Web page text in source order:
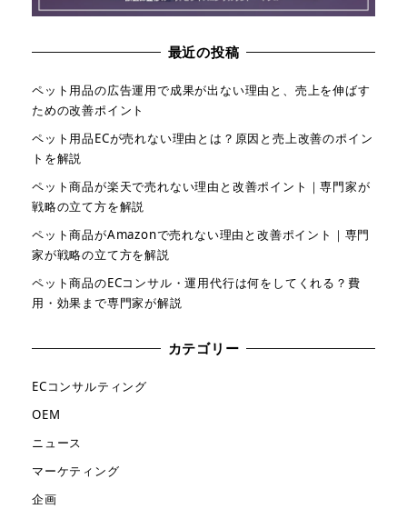
最近の投稿
ペット用品の広告運用で成果が出ない理由と、売上を伸ばす
ための改善ポイント
ペット用品ECが売れない理由とは？原因と売上改善のポイン
トを解説
ペット商品が楽天で売れない理由と改善ポイント｜専門家が
戦略の立て方を解説
ペット商品がAmazonで売れない理由と改善ポイント｜専門
家が戦略の立て方を解説
ペット商品のECコンサル・運用代行は何をしてくれる？費
用・効果まで専門家が解説
カテゴリー
ECコンサルティング
OEM
ニュース
マーケティング
企画